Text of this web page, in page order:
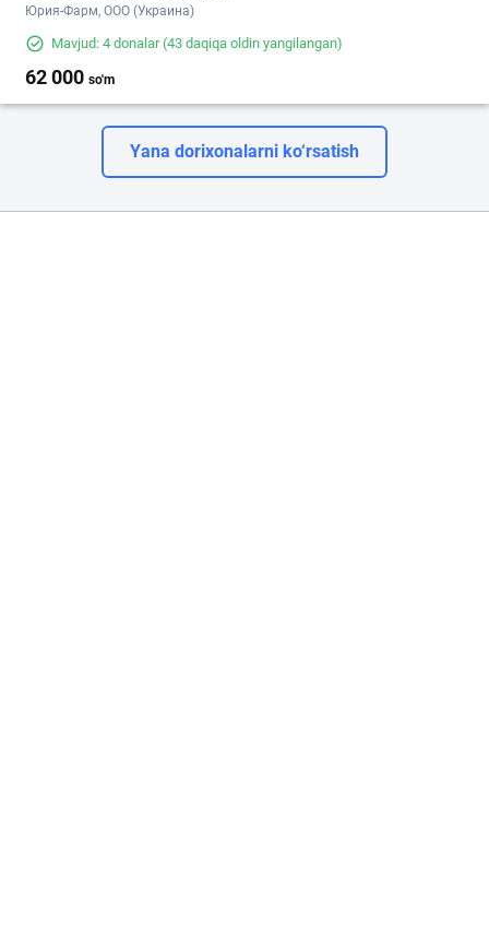
Юрия-Фарм, ООО (Украина)
Mavjud: 4 donalar(43 daqiqa oldin yangilangan)
62 000 so'm
Yana dorixonalarni ko‘rsatish